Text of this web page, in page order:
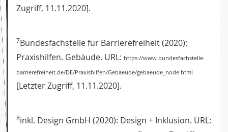
Zugriff, 11.11.2020].
7Bundesfachstelle für Barrierefreiheit (2020):
Praxishilfen. Gebäude. URL: https://www.bundesfachstelle-
barrierefreiheit.de/DE/Praxishilfen/Gebaeude/gebaeude_node.html
[Letzter Zugriff, 11.11.2020].
8inkl. Design GmbH (2020): Design + Inklusion. URL: